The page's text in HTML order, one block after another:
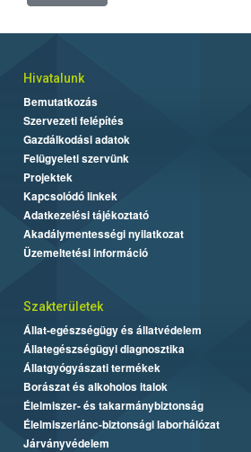
Hivatalunk
Bemutatkozás
Szervezeti felépítés
Gazdálkodási adatok
Felügyeleti szervünk
Projektek
Kapcsolódó linkek
Adatkezelési tájékoztató
Akadálymentességi nyilatkozat
Üzemeltetési információ
Szakterületek
Állat-egészségügy és állatvédelem
Állategészségügyi diagnosztika
Állatgyógyászati termékek
Borászat és alkoholos italok
Élelmiszer- és takarmánybiztonság
Élelmiszerlánc-biztonsági laborhálózat
Járványvédelem